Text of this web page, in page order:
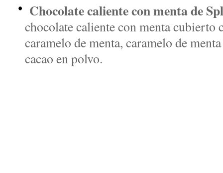
Chocolate caliente con menta de
chocolate caliente con menta cubierto
caramelo de menta, caramelo de
cacao en polvo.